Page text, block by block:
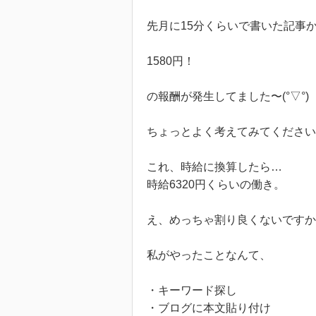
先月に15分くらいで書いた記事
1580円！
の報酬が発生してました〜(°▽°)
ちょっとよく考えてみてください
これ、時給に換算したら…
時給6320円くらいの働き。
え、めっちゃ割り良くないですか
私がやったことなんて、
・キーワード探し
・ブログに本文貼り付け